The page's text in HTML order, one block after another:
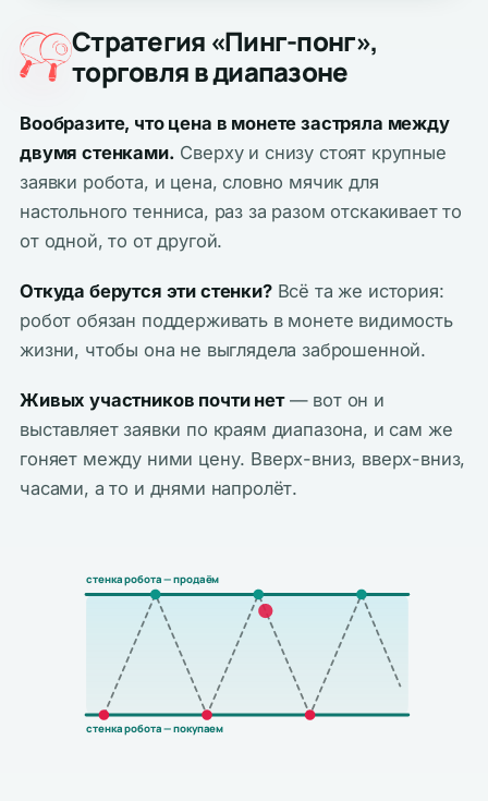
Стратегия «Пинг-понг»,
торговля в диапазоне
Вообразите, что цена в монете застряла между
двумя стенками. Сверху и снизу стоят крупные
заявки робота, и цена, словно мячик для
настольного тенниса, раз за разом отскакивает то
от одной, то от другой.
Откуда берутся эти стенки?Всё та же история:
робот обязан поддерживать в монете видимость
жизни, чтобы она не выглядела заброшенной.
Живых участников почти нет— вот он и
выставляет заявки по краям диапазона, и сам же
гоняет между ними цену. Вверх-вниз, вверх-вниз,
часами, а то и днями напролёт.
стенка робота — продаём
стенка робота — покупаем